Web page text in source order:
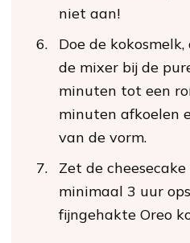
niet aan!
Doe de
de mixer bij de
minuten tot een
minuten afkoelen
van de vorm.
Zet de
minimaal 3 uur
fijngehakte Oreo